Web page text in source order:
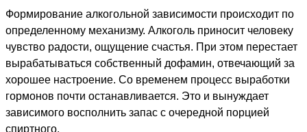
Формирование алкогольной зависимости происходит по
определенному механизму. Алкоголь приносит человеку
чувство радости, ощущение счастья. При этом перестает
вырабатываться собственный дофамин, отвечающий за
хорошее настроение. Со временем процесс выработки
гормонов почти останавливается. Это и вынуждает
зависимого восполнить запас с очередной порцией
спиртного.